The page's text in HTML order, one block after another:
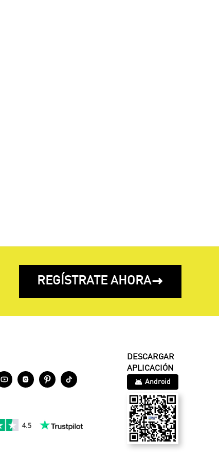
REGÍSTRATE AHORA
   
DESCARGAR
APLICACIÓN
Android